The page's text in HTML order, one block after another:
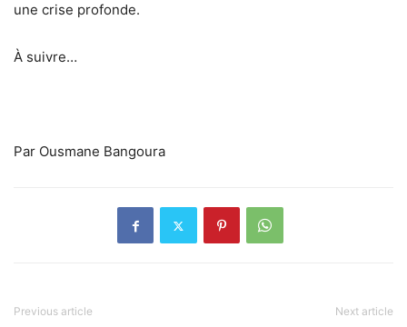
une crise profonde.
À suivre…
Par Ousmane Bangoura
Previous article Next article